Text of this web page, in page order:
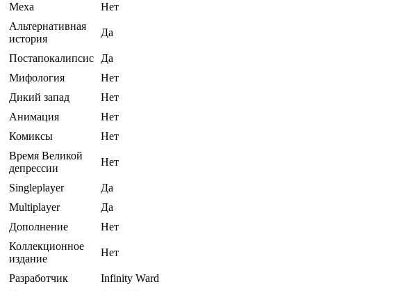
Меха
Нет
Альтернативная
история
Да
Постапокалипсис Да
Мифология
Нет
Дикий запад
Нет
Анимация
Нет
Комиксы
Нет
Время Великой
депрессии
Нет
Singleplayer
Да
Multiplayer
Да
Дополнение
Нет
Коллекционное
издание
Нет
Разработчик
Infinity Ward